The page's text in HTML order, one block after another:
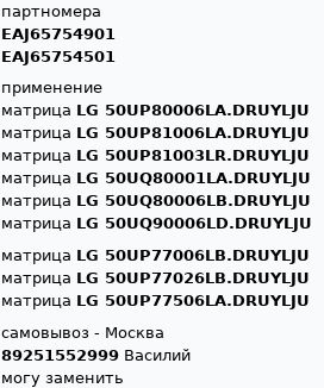
партномера
EAJ65754901
EAJ65754501
применение
матрица LG 50UP80006LA.DRUYLJU
матрица LG 50UP81006LA.DRUYLJU
матрица LG 50UP81003LR.DRUYLJU
матрица LG 50UQ80001LA.DRUYLJU
матрица LG 50UQ80006LB.DRUYLJU
матрица LG 50UQ90006LD.DRUYLJU
матрица LG 50UP77006LB.DRUYLJU
матрица LG 50UP77026LB.DRUYLJU
матрица LG 50UP77506LA.DRUYLJU
самовывоз - Москва
89251552999 Василий
могу заменить